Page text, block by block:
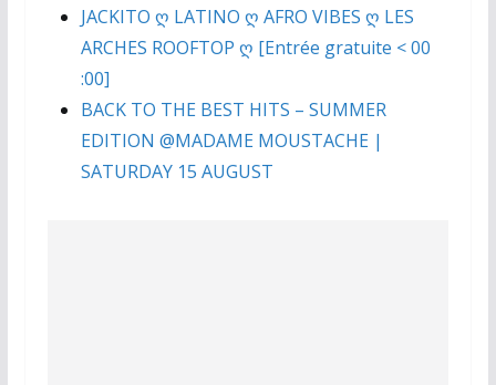
JACKITO ღ LATINO ღ AFRO VIBES ღ LES
ARCHES ROOFTOP ღ [Entrée gratuite < 00
:00]
BACK TO THE BEST HITS – SUMMER
EDITION @MADAME MOUSTACHE |
SATURDAY 15 AUGUST